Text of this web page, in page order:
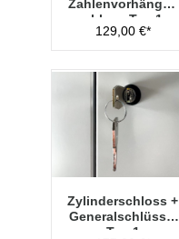
Zahlenvorhänges
chloss Typ 1
129,00 €*
Zylinderschloss +
Generalschlüssel
Typ 1